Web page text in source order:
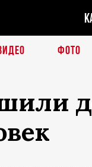
ФОТО